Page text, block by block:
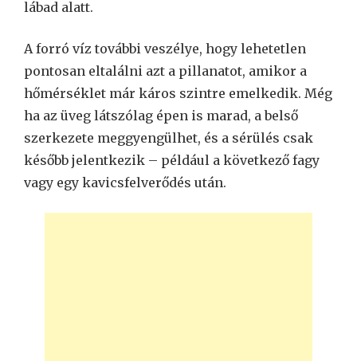
lábad alatt.
A forró víz további veszélye, hogy lehetetlen
pontosan eltalálni azt a pillanatot, amikor a
hőmérséklet már káros szintre emelkedik. Még
ha az üveg látszólag épen is marad, a belső
szerkezete meggyengülhet, és a sérülés csak
később jelentkezik – például a következő fagy
vagy egy kavicsfelverődés után.